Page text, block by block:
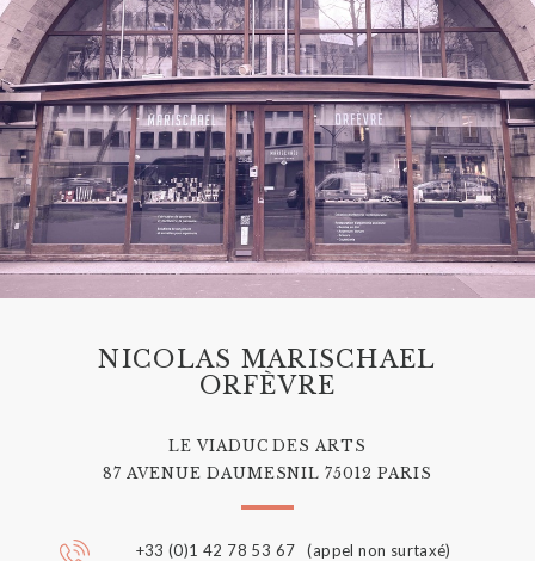
NICOLAS MARISCHAEL
ORFÈVRE
LE VIADUC DES ARTS
87 AVENUE DAUMESNIL 75012 PARIS
+33 (0)1 42 78 53 67 (appel non surtaxé)